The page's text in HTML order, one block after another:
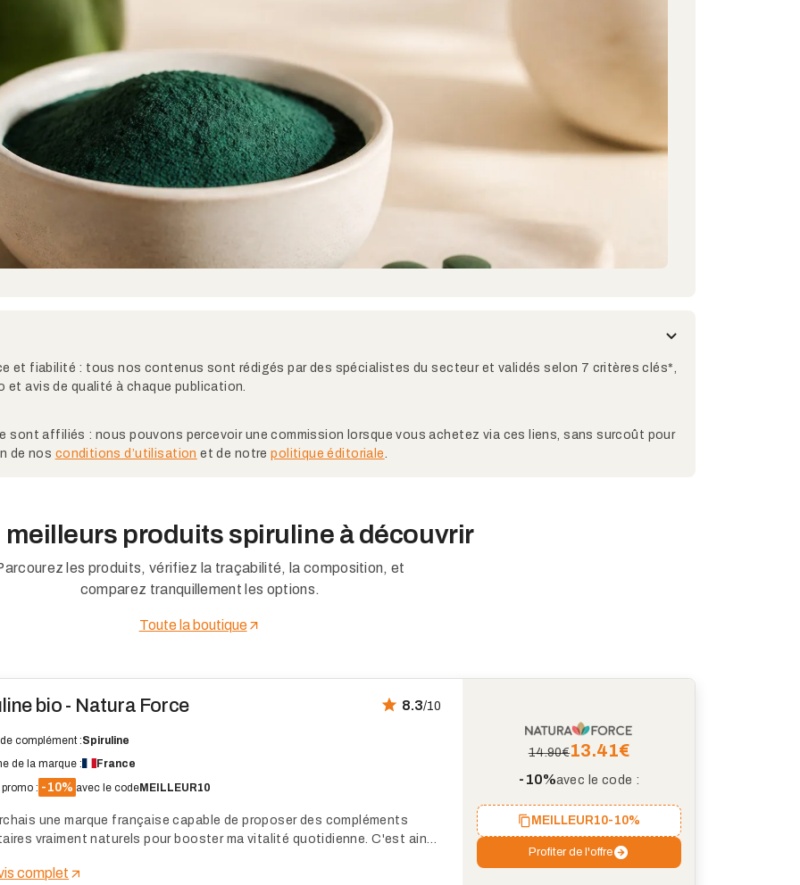
et fiabilité : tous nos contenus sont rédigés par des spécialistes du secteur et validés selon 7 critères clés*,
avis de qualité à chaque publication.
sont affiliés : nous pouvons percevoir une commission lorsque vous achetez via ces liens, sans surcoût pour
de nos conditions d’utilisation et de notrepolitique éditoriale
meilleurs produits spiruline à découvrir
les produits, vérifiez la traçabilité, la composition, et
comparez tranquillement les options.
Toute la boutique
bio - Natura Force 8.3/10
complément :Spiruline
de la marque :
France
: -10% avec le codeMEILLEUR10
une marque française capable de proposer des compléments
vraiment naturels pour booster ma vitalité quotidienne. C'est ainsi
la transparence totale.
complet
14.90€13.41€
-10%avec le code :
MEILLEUR10-10%
Profiter de l'offre